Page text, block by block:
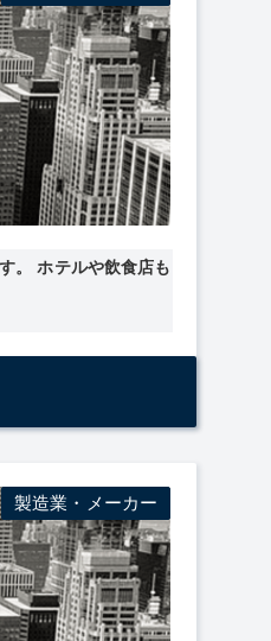
。 ホテルや飲食店も
製造業・メーカー